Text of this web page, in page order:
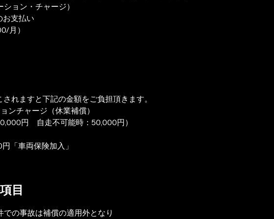
ション・チャージ）
お支払い
月）
れますと下記の金額をご負担頂きます。
ンチャージ（休業補償）
円 自走不可能時：50,000円）
「車両保険加入」
目
での事故は補償の適用外となり